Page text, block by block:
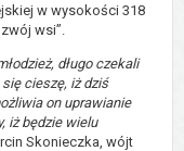
w wysokości 318
wsi”.
długo czekali
cieszę, iż dziś
on uprawianie
iż będzie wielu
Skonieczka, wójt